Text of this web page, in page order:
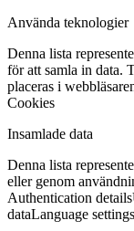
Använda teknologier
Denna lista
för att samla in data.
placeras i
Cookies
Insamlade data
Denna lista
eller genom
Authentication details
dataLanguage settings